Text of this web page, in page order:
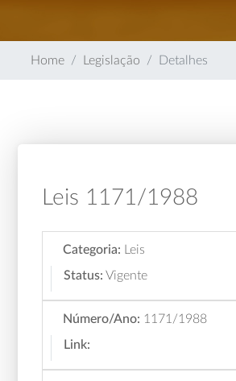
Home Legislação Detalhes
Leis 1171/1988
Categoria:
Leis
Status: Vigente
Número/Ano: 1171/1988
Link: